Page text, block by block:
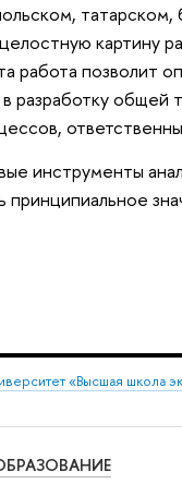
татарском,
картину
работа позволит
разработку общей
инструменты
«Высшая школа